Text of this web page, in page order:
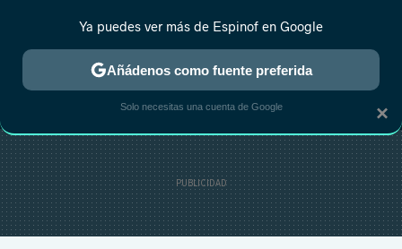
MENÚ NUEVO
ESTRENOS REALITY ANIME RANKINGS CINE ×
Ya puedes ver más de Espinof en Google
Añádenos como fuente preferida
Solo necesitas una cuenta de Google